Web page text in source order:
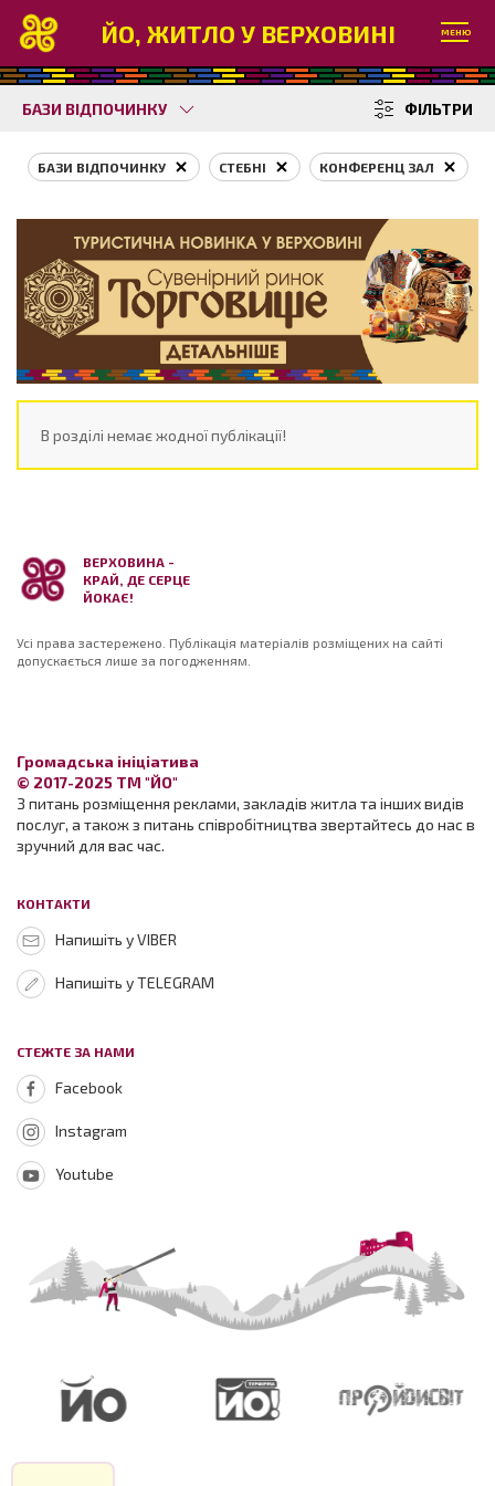
ЙО, ЖИТЛО У ВЕРХОВИНІ МЕНЮ
БАЗИ ВІДПОЧИНКУ ФІЛЬТРИ
БАЗИ ВІДПОЧИНКУ СТЕБНІ КОНФЕРЕНЦ ЗАЛ
В розділі немає жодної публікації!
ВЕРХОВИНА -
КРАЙ, ДЕ СЕРЦЕ
ЙОКАЄ!
Усі права застережено. Публікація матеріалів розміщених на сайті
допускається лише за погодженням.
Громадська ініціатива
© 2017-2025 ТМ "ЙО"
З питань розміщення реклами, закладів житла та інших видів
послуг, а також з питань співробітництва звертайтесь до нас в
зручний для вас час.
КОНТАКТИ
Напишіть у VIBER
Напишіть у TELEGRAM
СТЕЖТЕ ЗА НАМИ
Facebook
Instagram
Youtube